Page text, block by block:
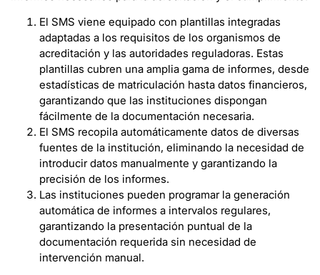
El SMS viene equipado con plantillas integradas
adaptadas a los requisitos de los organismos de
acreditación y las autoridades reguladoras. Estas
plantillas cubren una amplia gama de informes, desde
estadísticas de matriculación hasta datos financieros,
garantizando que las instituciones dispongan
fácilmente de la documentación necesaria.
El SMS recopila automáticamente datos de diversas
fuentes de la institución, eliminando la necesidad de
introducir datos manualmente y garantizando la
precisión de los informes.
Las instituciones pueden programar la generación
automática de informes a intervalos regulares,
garantizando la presentación puntual de la
documentación requerida sin necesidad de
intervención manual.